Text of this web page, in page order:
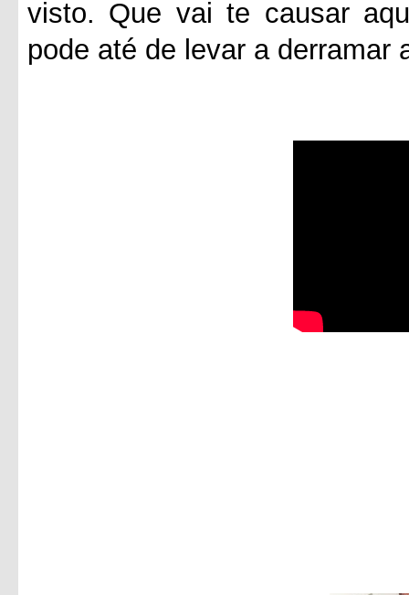
visto. Que vai te causar
pode até de levar a derramar